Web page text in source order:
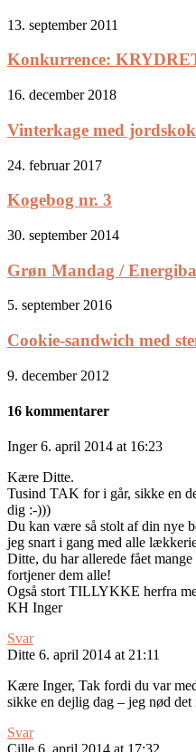
13. september 2011
Konkurrence:
16. december 2018
Vinterkage med
24. februar 2017
Kogebog nr. 3
30. september 2014
Grøn Mandag /
5. september 2016
Cookie-sandwich med
9. december 2012
16 kommentarer
Inger 6. april 2014 at 16:23
Kære Ditte.
Tusind TAK for i går, sikke en
dig :-)))
Du kan være så stolt af din nye
jeg snart i gang med alle
Ditte, du har allerede fået
fortjener dem alle!
Også stort TILLYKKE herfra
KH Inger
Svar
Ditte 6. april 2014 at 21:11
Kære Inger, Tak fordi du var
sikke en dejlig dag – jeg nød det
Svar